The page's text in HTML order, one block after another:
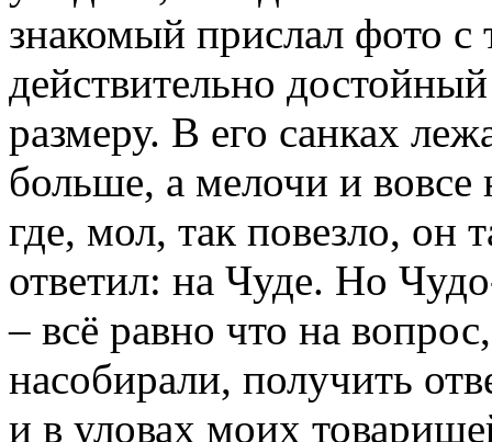
знакомый прислал фото
действительно
размеру. В его санках
больше, а мелочи и
где, мол, так повезло, он
ответил: на Чуде. Но
– всё равно что на
насобирали, получить
и в уловах моих